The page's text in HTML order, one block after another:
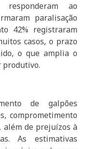
ao
paralisação
42% registraram
casos, o prazo
o que amplia o
produtivo.
de galpões
comprometimento
além de prejuízos à
As estimativas